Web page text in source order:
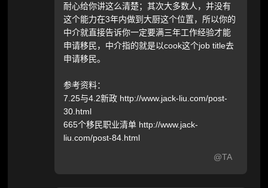
耐心给你讲这么清楚；其次大多数人，并没有
这个能力在3年内做到大厨这个位置，所以你的
中介就直接告诉你一定要满三年工作经验才能
申请移民，中介指的就是以cook这个job title去
申请移民。
参考资料：
7.25与4.2新政 http://www.jack-liu.com/post-
30.html
665个移民职业清单 http://www.jack-
liu.com/post-84.html
@TA